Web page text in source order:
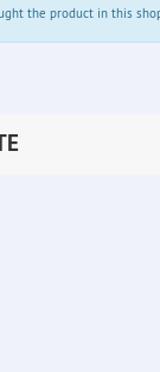
the product in this